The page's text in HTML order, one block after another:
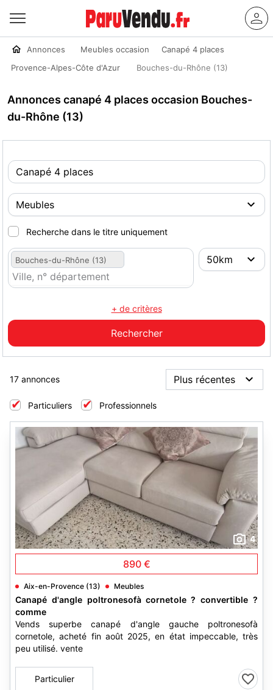
Annonces Meubles occasion
Canapé 4 places
Provence-Alpes-Côte d'Azur
Bouches-du-Rhône (13)
Annonces canapé 4 places occasion Bouches-
du-Rhône (13)
Recherche dans le titre uniquement
Bouches-du-Rhône (13)
+ de critères
17 annonces
Particuliers Professionnels
4
890 €
Aix-en-Provence (13) Meubles
Canapé d'angle poltronesofà cornetole ? convertible ?
comme
Vends superbe canapé d'angle gauche poltronesofà
cornetole, acheté fin août 2025, en état impeccable, très
peu utilisé. vente
Particulier